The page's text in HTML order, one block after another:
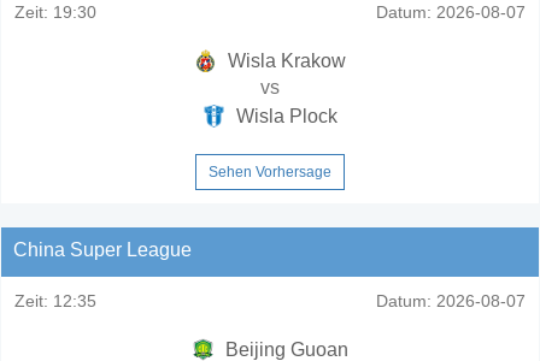
Zeit: 19:30 Datum: 2026-08-07
Wisla Krakow
vs
Wisla Plock
Sehen Vorhersage
China Super League
Zeit: 12:35 Datum: 2026-08-07
Beijing Guoan